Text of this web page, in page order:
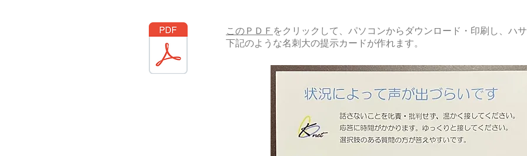
このＰＤＦ をクリックして、パソコンからダウンロード・印刷し、 ハ
下記のような名刺大の提示カードが作れます。